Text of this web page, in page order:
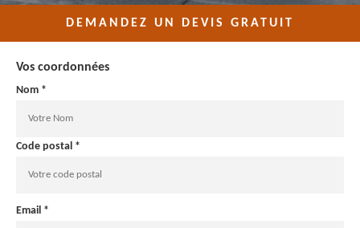
DEMANDEZ UN DEVIS GRATUIT
Vos coordonnées
Nom *
Code postal *
Email *